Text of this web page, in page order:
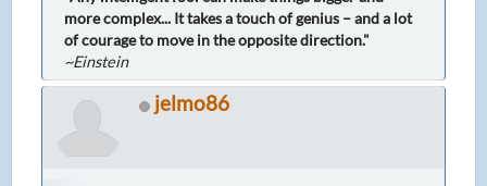
more complex... It takes a touch of genius – and a lot
of courage to move in the opposite direction."
~Einstein
jelmo86